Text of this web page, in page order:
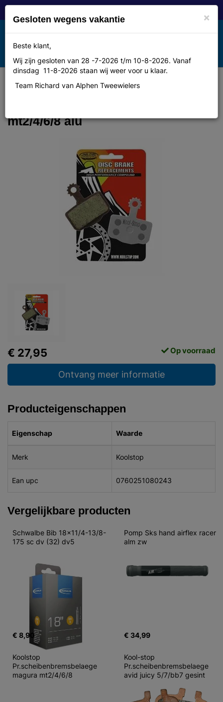
Toggle
navigation
MENU
mt2/4/6/8 alu
€ 27,95 Op voorraad
Ontvang meer informatie
Producteigenschappen
Eigenschap Waarde
Merk Koolstop
Ean upc 0760251080243
Vergelijkbare producten
Schwalbe Bib 18x11/4-13/8-
175 sc dv (32) dv5
€ 8,90
Pomp Sks hand airflex racer
alm zw
€ 34,99
Koolstop
Pr.scheibenbremsbelaege
magura mt2/4/6/8
Kool-stop
Pr.scheibenbremsbelaege
avid juicy 5/7/bb7 gesint
×
Gesloten wegens vakantie
Beste klant,
Wij zijn gesloten van 28 -7-2026 t/m 10-8-2026. Vanaf
dinsdag 11-8-2026 staan wij weer voor u klaar.
Team Richard van Alphen Tweewielers